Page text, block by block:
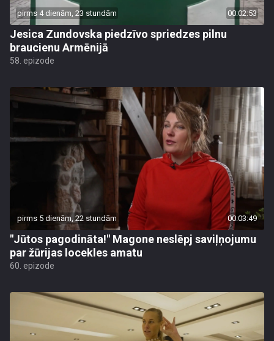
pirms 4 dienām, 23 stundām 00:02:53
Jesica Zundovska piedzīvo spriedzes pilnu
braucienu Armēnijā
58. epizode
pirms 5 dienām, 22 stundām 00:03:49
"Jūtos pagodināta!" Magone neslēpj saviļņojumu
par žūrijas locekles amatu
60. epizode